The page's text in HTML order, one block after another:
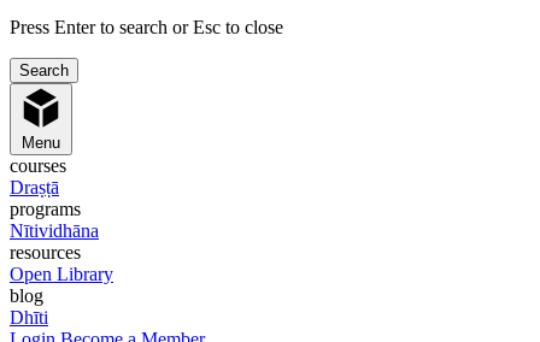
Press Enter to search or Esc to close
Menu
courses
Draṣṭā
programs
Nītividhāna
resources
Open Library
blog
Dhīti